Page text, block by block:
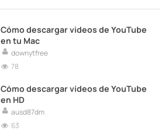
Cómo descargar videos de YouTube
en tu Mac
downytfree
78
Cómo descargar videos de YouTube
en HD
ausd87dm
63